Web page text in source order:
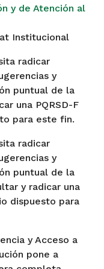
y de Atención al
Institucional
radicar
y
puntual de la
una PQRSD-F
para este fin.
radicar
y
puntual de la
y radicar una
dispuesto para
y Acceso a
pone a